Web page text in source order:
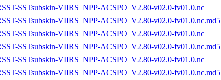
SSTsubskin-VIIRS_NPP-ACSPO_V2.80-v02.0-fv01.0.nc
SSTsubskin-VIIRS_NPP-ACSPO_V2.80-v02.0-fv01.0.nc.md5
SSTsubskin-VIIRS_NPP-ACSPO_V2.80-v02.0-fv01.0.nc
SSTsubskin-VIIRS_NPP-ACSPO_V2.80-v02.0-fv01.0.nc.md5
SSTsubskin-VIIRS_NPP-ACSPO_V2.80-v02.0-fv01.0.nc
SSTsubskin-VIIRS_NPP-ACSPO_V2.80-v02.0-fv01.0.nc.md5